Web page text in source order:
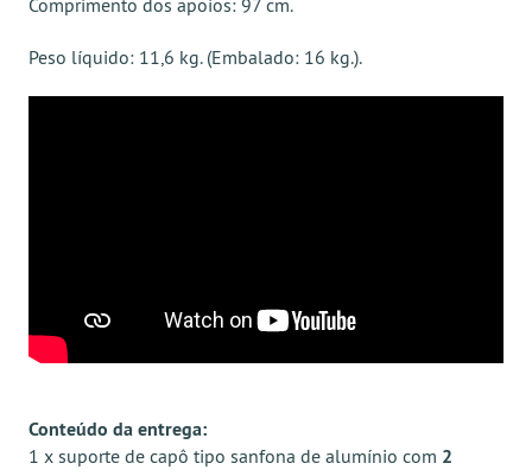
Comprimento dos apoios: 97 cm.
Peso líquido: 11,6 kg. (Embalado: 16 kg.).
Conteúdo da entrega:
1 x suporte de capô tipo sanfona de alumínio com 2